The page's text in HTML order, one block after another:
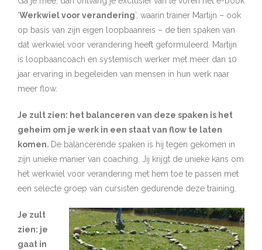
‘Werkwiel voor verandering’, waarin trainer Martijn – ook
op basis van zijn eigen loopbaanreis – de tien spaken van
dat werkwiel voor verandering heeft geformuleerd. Martijn
is loopbaancoach en systemisch werker met meer dan 10
jaar ervaring in begeleiden van mensen in hun werk naar
meer flow.
Je zult zien: het balanceren van deze spaken is het
geheim om je werk in een staat van flow te laten
komen. De balancerende spaken is hij tegen gekomen in
zijn unieke manier van coaching. Jij krijgt de unieke kans om
het werkwiel voor verandering met hem toe te passen met
een selecte groep van cursisten gedurende deze training.
Je zult
zien: je
gaat in